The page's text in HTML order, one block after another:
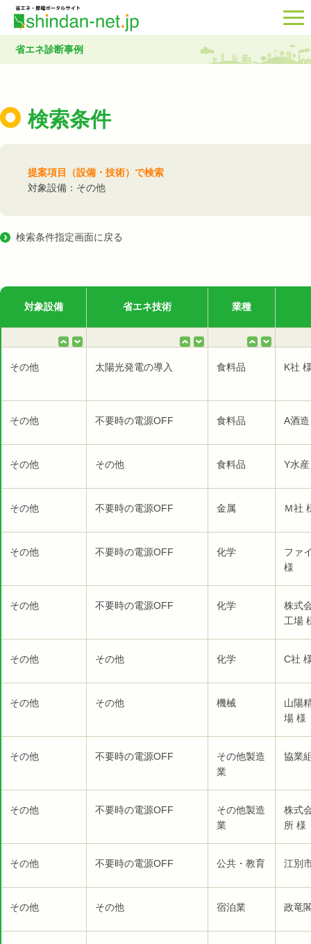
省エネ診断事例
検索条件
提案項目（設備・技術）で検索
対象設備：その他
検索条件指定画面に戻る
対象設備 省エネ技術 業種
その他 太陽光発電の導入 食料品 K社
その他 不要時の電源OFF 食料品 A酒
その他 その他 食料品 Y水
その他 不要時の電源OFF 金属 Ｍ社
その他 不要時の電源OFF 化学
ファ
様
その他 不要時の電源OFF 化学
株式
工場
その他 その他 化学 C社
その他 その他 機械
山陽
場 様
その他 不要時の電源OFF
その他製造
業
協業
その他 不要時の電源OFF
その他製造
業
株式
所 様
その他 不要時の電源OFF 公共・教育 江別
その他 その他 宿泊業 政竜